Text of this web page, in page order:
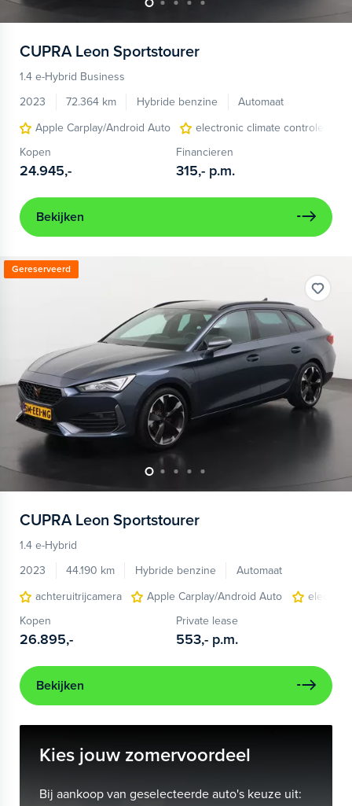
CUPRA Leon Sportstourer
1.4 e-Hybrid Business
2023
72.364 km Hybride benzine
Automaat
Apple Carplay/Android Auto
electronic climate controle
Kopen
24.945,-
Financieren
315,- p.m.
Bekijken
Gereserveerd
CUPRA Leon Sportstourer
1.4 e-Hybrid
2023
44.190 km Hybride benzine
Automaat
achteruitrijcamera
Apple Carplay/Android Auto
Kopen
26.895,-
Private lease
553,- p.m.
Bekijken
Kies jouw zomervoordeel
Bij aankoop van geselecteerde auto's keuze uit: